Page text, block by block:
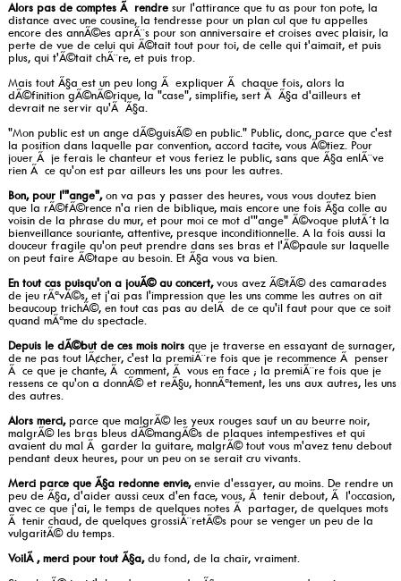
Alors pas de comptes Ã rendre sur l'attirance que tu as pour ton pote, la
distance avec une cousine, la tendresse pour un plan cul que tu appelles
encore des annÃ©es aprÃ¨s pour son anniversaire et croises avec plaisir, la
perte de vue de celui qui Ã©tait tout pour toi, de celle qui t'aimait, et puis
plus, qui t'Ã©tait chÃ¨re, et puis trop.
Mais tout Ã§a est un peu long Ã expliquer Ã chaque fois, alors la
dÃ©finition gÃ©nÃ©rique, la "case", simplifie, sert Ã Ã§a d'ailleurs et
devrait ne servir qu'Ã Ã§a.
"Mon public est un ange dÃ©guisÃ© en public." Public, donc, parce que c'est
la position dans laquelle par convention, accord tacite, vous Ã©tiez. Pour
jouer Ã je ferais le chanteur et vous feriez le public, sans que Ã§a enlÃ¨ve
rien Ã ce qu'on est par ailleurs les uns pour les autres.
Bon, pour l'"ange",on va pas y passer des heures, vous vous doutez bien
que la rÃ©fÃ©rence n'a rien de biblique, mais encore une fois Ã§a colle au
voisin de la phrase du mur, et pour moi ce mot d'"ange" Ã©voque plutÃ´t la
bienveillance souriante, attentive, presque inconditionnelle. A la fois aussi la
douceur fragile qu'on peut prendre dans ses bras et l'Ã©paule sur laquelle
on peut faire Ã©tape au besoin. Et Ã§a vous va bien.
En tout cas puisqu'on a jouÃ© au concert,vous avez Ã©tÃ© des camarades
de jeu rÃªvÃ©s, et j'ai pas l'impression que les uns comme les autres on ait
beaucoup trichÃ©, en tout cas pas au delÃ de ce qu'il faut pour que ce soit
quand mÃªme du spectacle.
Depuis le dÃ©but de ces mois noirs que je traverse en essayant de surnager,
de ne pas tout lÃ¢cher, c'est la premiÃ¨re fois que je recommence Ã penser
Ã ce que je chante, Ã comment, Ã vous en face ; la premiÃ¨re fois que je
ressens ce qu'on a donnÃ© et reÃ§u, honnÃªtement, les uns aux autres, les uns
des autres.
Alors merci,parce que malgrÃ© les yeux rouges sauf un au beurre noir,
malgrÃ© les bras bleus dÃ©mangÃ©s de plaques intempestives et qui
avaient du mal Ã garder la guitare, malgrÃ© tout vous m'avez tenu debout
pendant deux heures, pour un peu on se serait cru vivants.
Merci parce que Ã§a redonne envie,envie d'essayer, au moins. De rendre un
peu de Ã§a, d'aider aussi ceux d'en face, vous, Ã tenir debout, Ã l'occasion,
avec ce que j'ai, le temps de quelques notes Ã partager, de quelques mots
Ã tenir chaud, de quelques grossiÃ¨retÃ©s pour se venger un peu de la
vulgaritÃ© du temps.
VoilÃ , merci pour tout Ã§a,du fond, de la chair, vraiment.